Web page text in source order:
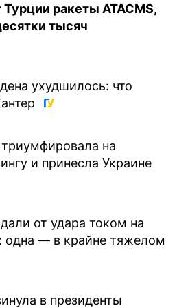
ракеты ATACMS,
тысяч
ухудшилось: что
на
и принесла Украине
от удара током на
одна — в крайне тяжелом
в президенты